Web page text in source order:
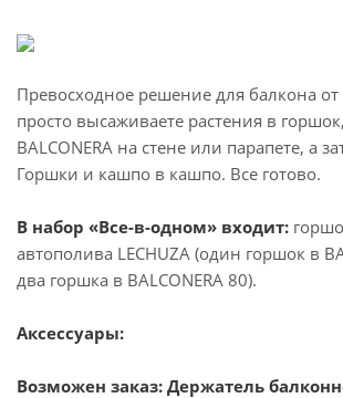
Превосходное решение для балкона от
просто высаживаете растения в
BALCONERA на стене или парапете, а
Горшки и кашпо в кашпо. Все готово.
В набор «Все-в-одном» входит:
автополива LECHUZA (один горшок в
два горшка в BALCONERA 80).
Аксессуары:
Возможен заказ: Держатель